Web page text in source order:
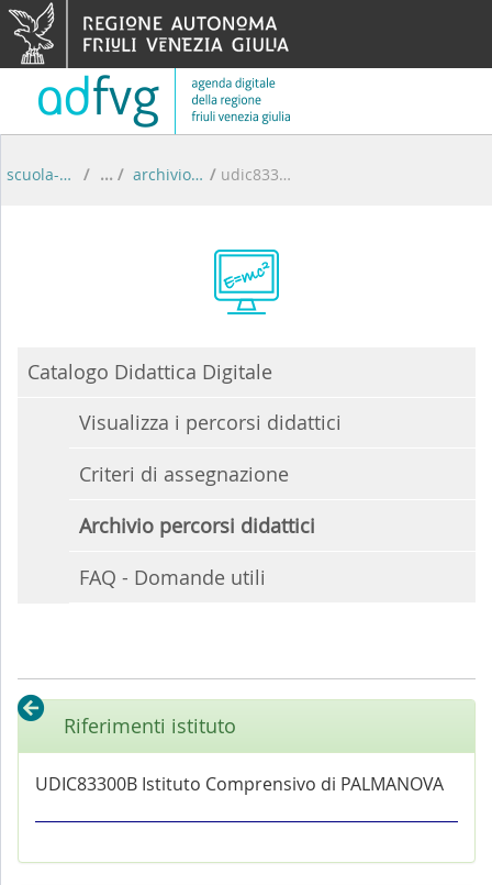
Skip to Content
scuola-digitale / archivio percorsi didattici / udic83300b
Catalogo Didattica Digitale
Visualizza i percorsi didattici
Criteri di assegnazione
Archivio percorsi didattici
FAQ - Domande utili
Riferimenti istituto
UDIC83300B Istituto Comprensivo di PALMANOVA